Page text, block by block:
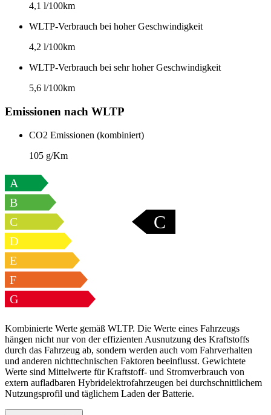
4,1 l/100km
WLTP-Verbrauch bei hoher Geschwindigkeit
4,2 l/100km
WLTP-Verbrauch bei sehr hoher Geschwindigkeit
5,6 l/100km
Emissionen nach WLTP
CO2 Emissionen (kombiniert)
105 g/Km
A
B
C
C
D
E
F
G
Kombinierte Werte gemäß WLTP. Die Werte eines Fahrzeugs
hängen nicht nur von der effizienten Ausnutzung des Kraftstoffs
durch das Fahrzeug ab, sondern werden auch vom Fahrverhalten
und anderen nichttechnischen Faktoren beeinflusst. Gewichtete
Werte sind Mittelwerte für Kraftstoff- und Stromverbrauch von
extern aufladbaren Hybridelektrofahrzeugen bei durchschnittlichem
Nutzungsprofil und täglichem Laden der Batterie.